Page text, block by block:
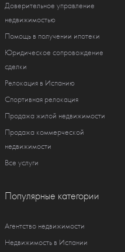
Доверительное управление
недвижимостью
Помощь в получении ипотеки
Юридическое сопровождение
сделки
Релокация в Испанию
Спортивная релокация
Продажа жилой недвижимости
Продажа коммерческой
недвижимости
Все услуги
Популярные категории
Агентство недвижимости
Недвижимость в Испании